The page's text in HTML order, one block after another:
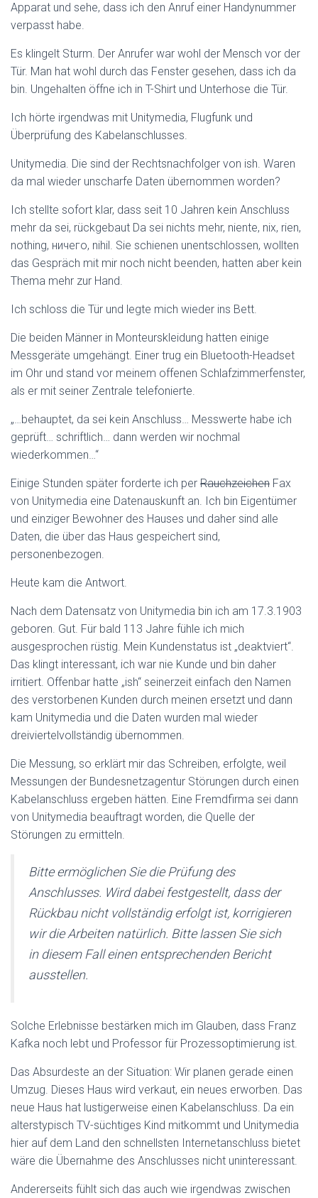
Apparat und sehe, dass ich den Anruf einer Handynummer
verpasst habe.
Es klingelt Sturm. Der Anrufer war wohl der Mensch vor der
Tür. Man hat wohl durch das Fenster gesehen, dass ich da
bin. Ungehalten öffne ich in T-Shirt und Unterhose die Tür.
Ich hörte irgendwas mit Unitymedia, Flugfunk und
Überprüfung des Kabelanschlusses.
Unitymedia. Die sind der Rechtsnachfolger von ish. Waren
da mal wieder unscharfe Daten übernommen worden?
Ich stellte sofort klar, dass seit 10 Jahren kein Anschluss
mehr da sei, rückgebaut Da sei nichts mehr, niente, nix, rien,
nothing, ничего, nihil. Sie schienen unentschlossen, wollten
das Gespräch mit mir noch nicht beenden, hatten aber kein
Thema mehr zur Hand.
Ich schloss die Tür und legte mich wieder ins Bett.
Die beiden Männer in Monteurskleidung hatten einige
Messgeräte umgehängt. Einer trug ein Bluetooth-Headset
im Ohr und stand vor meinem offenen Schlafzimmerfenster,
als er mit seiner Zentrale telefonierte.
„…behauptet, da sei kein Anschluss… Messwerte habe ich
geprüft… schriftlich… dann werden wir nochmal
wiederkommen…“
Einige Stunden später forderte ich per Rauchzeichen Fax
von Unitymedia eine Datenauskunft an. Ich bin Eigentümer
und einziger Bewohner des Hauses und daher sind alle
Daten, die über das Haus gespeichert sind,
personenbezogen.
Heute kam die Antwort.
Nach dem Datensatz von Unitymedia bin ich am 17.3.1903
geboren. Gut. Für bald 113 Jahre fühle ich mich
ausgesprochen rüstig. Mein Kundenstatus ist „deaktviert“.
Das klingt interessant, ich war nie Kunde und bin daher
irritiert. Offenbar hatte „ish“ seinerzeit einfach den Namen
des verstorbenen Kunden durch meinen ersetzt und dann
kam Unitymedia und die Daten wurden mal wieder
dreiviertelvollständig übernommen.
Die Messung, so erklärt mir das Schreiben, erfolgte, weil
Messungen der Bundesnetzagentur Störungen durch einen
Kabelanschluss ergeben hätten. Eine Fremdfirma sei dann
von Unitymedia beauftragt worden, die Quelle der
Störungen zu ermitteln.
Bitte ermöglichen Sie die Prüfung des
Anschlusses. Wird dabei festgestellt, dass der
Rückbau nicht vollständig erfolgt ist, korrigieren
wir die Arbeiten natürlich. Bitte lassen Sie sich
in diesem Fall einen entsprechenden Bericht
ausstellen.
Solche Erlebnisse bestärken mich im Glauben, dass Franz
Kafka noch lebt und Professor für Prozessoptimierung ist.
Das Absurdeste an der Situation: Wir planen gerade einen
Umzug. Dieses Haus wird verkaut, ein neues erworben. Das
neue Haus hat lustigerweise einen Kabelanschluss. Da ein
alterstypisch TV-süchtiges Kind mitkommt und Unitymedia
hier auf dem Land den schnellsten Internetanschluss bietet
wäre die Übernahme des Anschlusses nicht uninteressant.
Andererseits fühlt sich das auch wie irgendwas zwischen